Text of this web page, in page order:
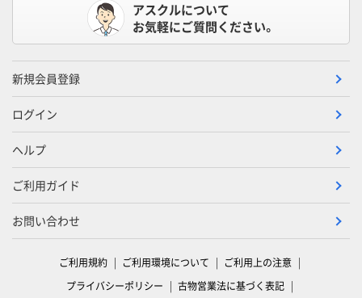
アスクルについて
お気軽にご質問ください。
新規会員登録
ログイン
ヘルプ
ご利用ガイド
お問い合わせ
ご利用規約 ご利用環境について
ご利用上の注意
プライバシーポリシー
古物営業法に基づく表記